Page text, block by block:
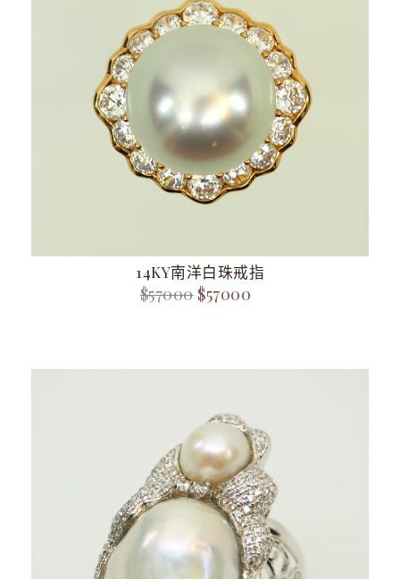
14KY南洋白珠戒指
$57000 $57000